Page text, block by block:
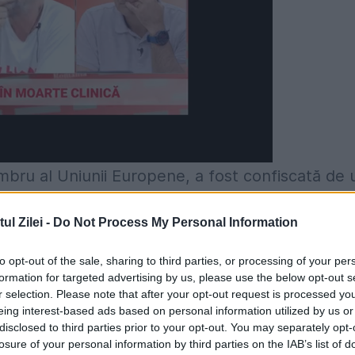
Zilei - Do Not Process My Personal Information
opt-out of the sale, sharing to third parties, or processing of your
for targeted advertising by us, please use the below opt-out
selection. Please note that after your opt-out request is processed
interest-based ads based on personal information utilized by us
to third parties prior to your opt-out. You may separately
of your personal information by third parties on the IAB’s list of
al Uniunii Europene, a fost confiscată de
mult dacă mai este chiar lucid în ceea ce
singur la Palatul Victoria şi să te joci de-a
să mai ai această demnitate, când
nu mai există? Cum sa întorci o ţară cu
de acasă cu fotoliul de premier? Şi, în
întreagă se învolburează şi se